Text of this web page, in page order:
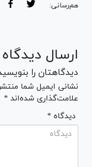
هم‌رسانی:
ارسال دیدگاه
دیدگاهتان را
نشانی ایمیل شما
علامت‌گذاری شده‌اند *
* دیدگاه